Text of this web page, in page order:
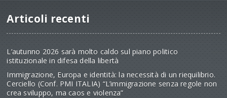
Articoli recenti
L’autunno 2026 sarà molto caldo sul piano politico
istituzionale in difesa della libertà
Immigrazione, Europa e identità: la necessità di un riequilibrio.
Cerciello (Conf. PMI ITALIA) “L’immigrazione senza regole non
crea sviluppo, ma caos e violenza”